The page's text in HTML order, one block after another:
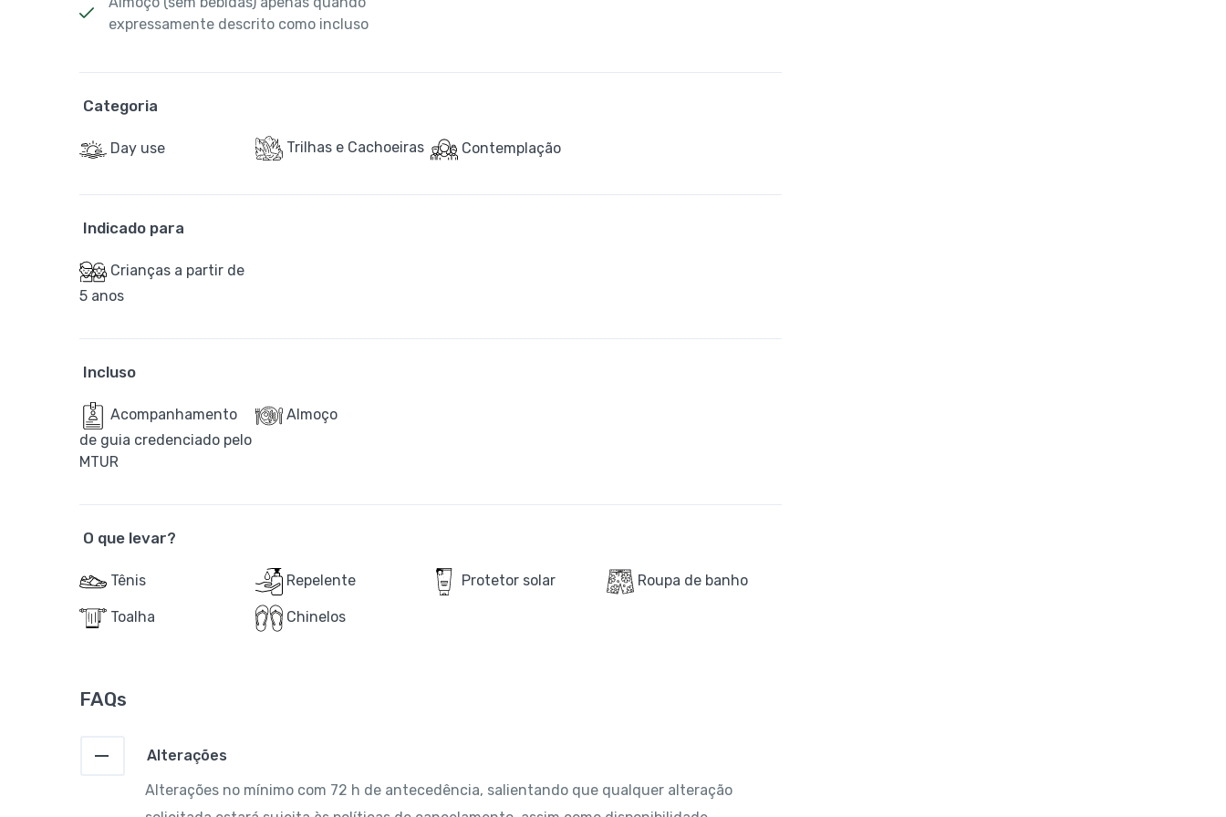
expressamente descrito como incluso
Categoria
Day use Trilhas e Cachoeiras Contemplação
Indicado para
Crianças a partir de
5 anos
Incluso
Acompanhamento
de guia credenciado pelo
MTUR
Almoço
O que levar?
Tênis Repelente Protetor solar Roupa de banho
Toalha Chinelos
FAQs
Alterações
Alterações no mínimo com 72 h de antecedência, salientando que qualquer alteração